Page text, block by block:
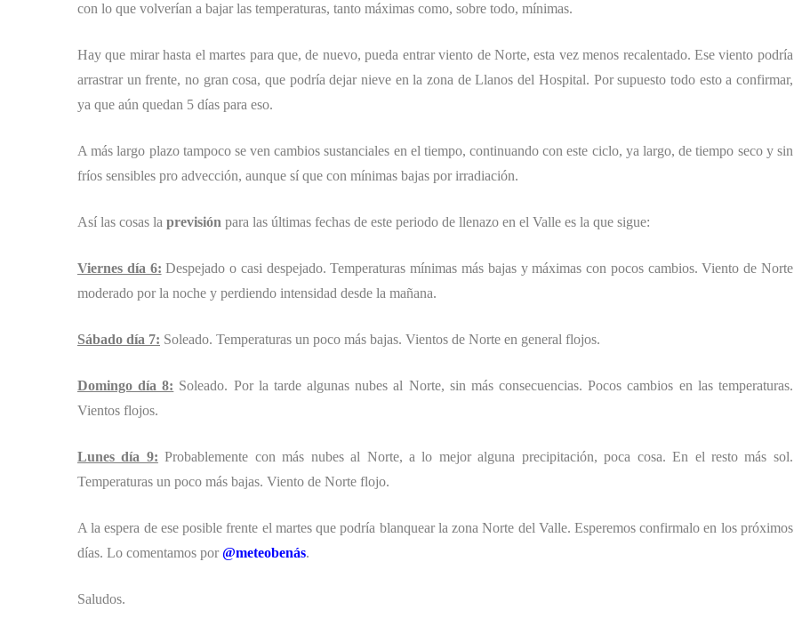
con lo que volverían a bajar las temperaturas, tanto máximas como, sobre todo, mínimas.
Hay que mirar hasta el martes para que, de nuevo, pueda entrar viento de Norte, esta vez menos recalentado. Ese viento podría
arrastrar un frente, no gran cosa, que podría dejar nieve en la zona de Llanos del Hospital. Por supuesto todo esto a confirmar,
ya que aún quedan 5 días para eso.
A más largo plazo tampoco se ven cambios sustanciales en el tiempo, continuando con este ciclo, ya largo, de tiempo seco y sin
fríos sensibles pro advección, aunque sí que con mínimas bajas por irradiación.
Así las cosas la previsión para las últimas fechas de este periodo de llenazo en el Valle es la que sigue:
Viernes día 6: Despejado o casi despejado. Temperaturas mínimas más bajas y máximas con pocos cambios. Viento de Norte
moderado por la noche y perdiendo intensidad desde la mañana.
Sábado día 7: Soleado. Temperaturas un poco más bajas. Vientos de Norte en general flojos.
Domingo día 8: Soleado. Por la tarde algunas nubes al Norte, sin más consecuencias. Pocos cambios en las temperaturas.
Vientos flojos.
Lunes día 9: Probablemente con más nubes al Norte, a lo mejor alguna precipitación, poca cosa. En el resto más sol.
Temperaturas un poco más bajas. Viento de Norte flojo.
A la espera de ese posible frente el martes que podría blanquear la zona Norte del Valle. Esperemos confirmalo en los próximos
días. Lo comentamos por@meteobenás.
Saludos.